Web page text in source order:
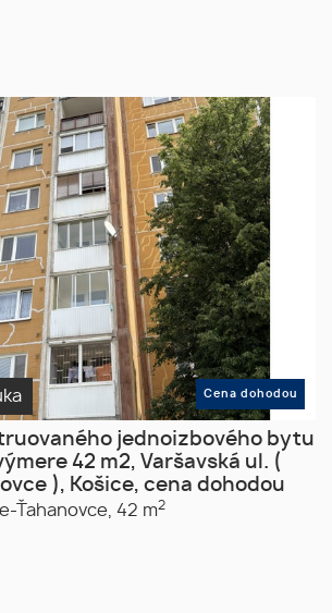
Cena dohodou
jednoizbového bytu
42 m2, Varšavská ul. (
), Košice, cena dohodou
Ťahanovce, 42 m2